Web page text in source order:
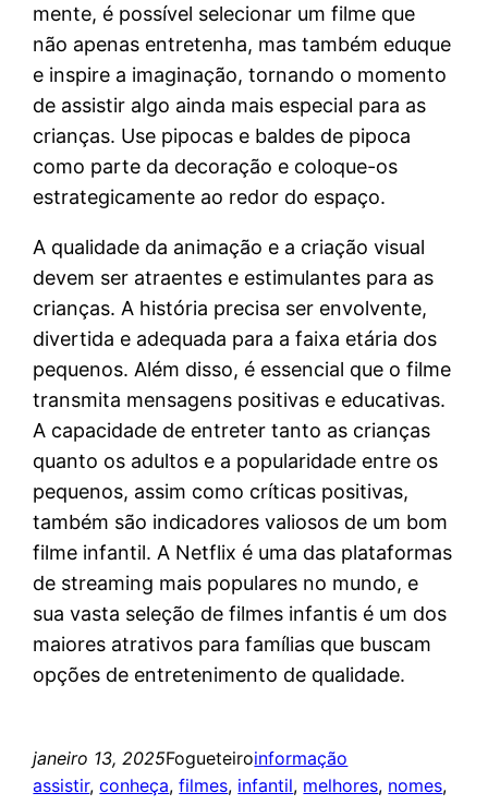
mente, é possível selecionar um filme que
não apenas entretenha, mas também eduque
e inspire a imaginação, tornando o momento
de assistir algo ainda mais especial para as
crianças. Use pipocas e baldes de pipoca
como parte da decoração e coloque-os
estrategicamente ao redor do espaço.
A qualidade da animação e a criação visual
devem ser atraentes e estimulantes para as
crianças. A história precisa ser envolvente,
divertida e adequada para a faixa etária dos
pequenos. Além disso, é essencial que o filme
transmita mensagens positivas e educativas.
A capacidade de entreter tanto as crianças
quanto os adultos e a popularidade entre os
pequenos, assim como críticas positivas,
também são indicadores valiosos de um bom
filme infantil. A Netflix é uma das plataformas
de streaming mais populares no mundo, e
sua vasta seleção de filmes infantis é um dos
maiores atrativos para famílias que buscam
opções de entretenimento de qualidade.
janeiro 13, 2025Fogueteiroinformação
assistir, conheça, filmes, infantil, melhores, nomes